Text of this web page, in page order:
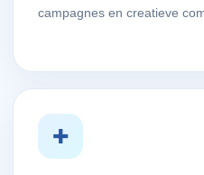
campagnes en creatieve
✚